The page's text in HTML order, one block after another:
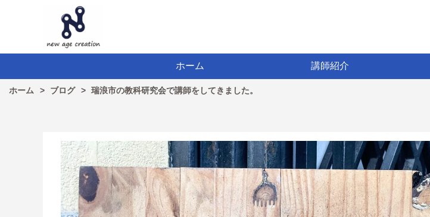
ホーム 講師紹介
ホーム ブログ 瑞浪市の教科研究会で講師をしてきました。